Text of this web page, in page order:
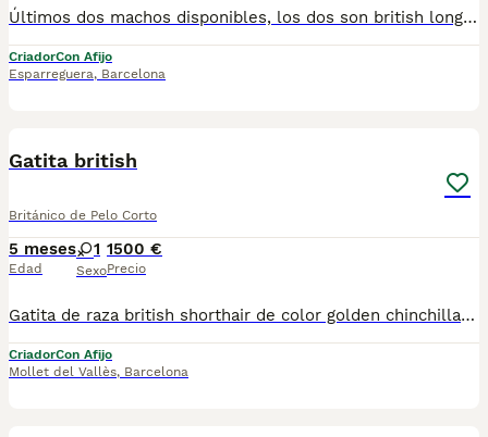
Últimos dos machos disponibles, los dos son british longhair (pelo largo) blue golden shaded (ay11). Somos un criadero familiar dados de alta con Afijo WCF, por lo tanto todos nuestros pequeños tienen pedigrí. Los padres se someten a pruebas genéticas PKD y HCM y a pruebas víricas Felv y Fiv. Y solo criamos con animales sanos. Obviamente criamos en entorno familiar dentro de casa y tanto nuestros adultos como los bebés crecen con nosotros en el hogar y aprenden desde pequeños lo que es la vida en familia, acostumbrados a los ruidos de la vida cotidiana, y sabiendo usar su rascador y arenero. Los cachorros se podrán entregar a partir de Agosto de 2026 cuando hayan cumplido los 3 meses y tengan todas sus vacunas al día. Para mas info podéis contactar por whatsapp en cualquier momento del día: 680817806
CriadorCon Afijo
Esparreguera, Barcelona
Gatita british
Británico de Pelo Corto
5 meses
Edad
1
Sexo
1500 €
Precio
Gatita de raza british shorthair de color golden chinchilla con el Pedigree, vacunas, microchip, cartilla sanitaria, castracion. Padres están testados por PKD, Fiv y Felv, tuend titulic Campeones de España. Mas información por telefono- 665563272
CriadorCon Afijo
Mollet del Vallès, Barcelona